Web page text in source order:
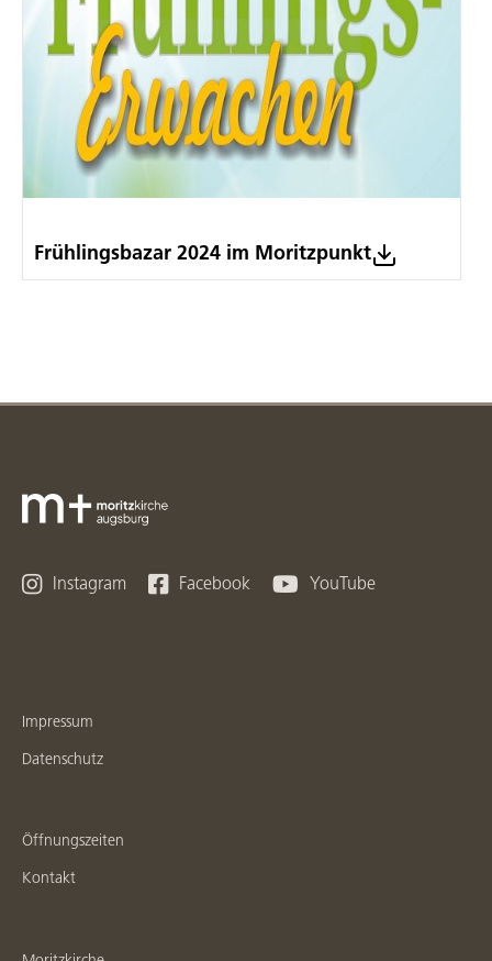
Frühlingsbazar 2024 im Moritzpunkt
 Instagram  Facebook  YouTube
Impressum
Datenschutz
Öffnungszeiten
Kontakt